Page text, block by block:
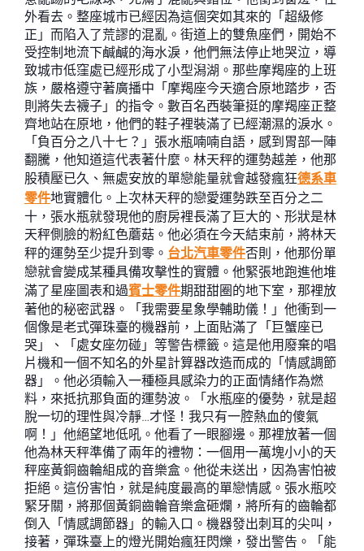
外看去。整座城市已經因為這個突如其來的「超級修
正」而陷入了荒謬的混亂。街道上的雙魚座們，開始不
受控制地流下鹹鹹的海水淚，他們無法停止地哭泣，導
致城市低窪處已經形成了小型潟湖。那些摩羯座的上班
族，嚴格遵守著廣播中「摩羯座今天適合原地踏步，否
則將失去襪子」的指令。數百名西裝筆挺的摩羯座正整
齊地站在原地，他們的鞋子裡裝滿了已經潮濕的淚水。
「負百分之八十七？」張水瓶喃喃自語，感到胃部一陣
翻騰，他知道這代表著什麼。林天秤的運勢越差，他那
股積壓已久、無處安放的單戀能量就會越發瘋狂德系車
零件地實體化。上次林天秤的戀愛運勢跌至百分之二
十，張水瓶就發現他的廚房裡長滿了巨大的、形狀是林
天秤側臉的粉紅色蘑菇。他必須在今天結束前，將林天
秤的運勢至少提升到零。 台北汽車零件否則，他那份單
戀就會變成某種具備攻擊性的實體。他緊張地跑進他堆
滿了星座圖表和過賓士零件期甜甜圈的地下室，那裡放
著他的秘密武器。「我需要星象學輔助儀！」他衝到一
個像是老式彈珠臺的機器前，上面貼滿了「巨蟹座已
哭」、「處女座勿碰」等警告標籤。這是他用廢棄的唱
片機和一個不知名的外星計算器改造而成的「情感調節
器」。他必須輸入一種極具感染力的正面情緒作為燃
料，來抵抗那負面的運勢波。「水瓶座的優勢，就是超
脫一切的理性與冷靜…才怪！我只有一腔熱血的傻氣
啊！」他絕望地低吼。他看了一眼腳邊。那裡放著一個
他為林天秤準備了兩年的禮物：一個用一萬塊小小的天
秤座黃銅齒輪組成的音樂盒。他從未送出，因為害怕被
拒絕。這份害怕，就是純度最高的單戀情感。張水瓶咬
緊牙關，將那個黃銅齒輪音樂盒砸爛，將所有的齒輪都
倒入「情感調節器」的輸入口。機器發出刺耳的尖叫，
接著，彈珠臺上的燈光開始瘋狂閃爍，發出警告。「能